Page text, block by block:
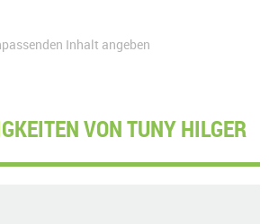
Inhalt angeben
VON TUNY HILGER